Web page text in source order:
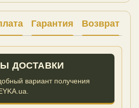
Гарантия Возврат
ДОСТАВКИ
вариант получения